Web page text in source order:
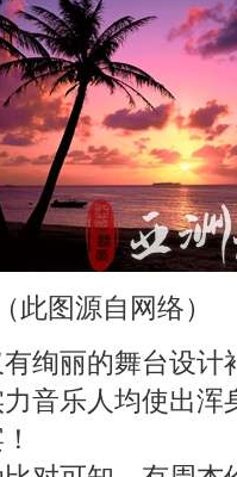
（此图源自网络）
丽的舞台设计
音乐人均使出浑